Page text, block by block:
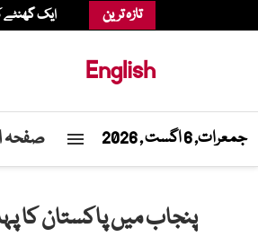
تازہ ترین ایک گھنٹے کی ڈرائیونگ
English
جمعرات, 6 اگست , 2026 صفحہ
پنجاب میں پاکستان کا